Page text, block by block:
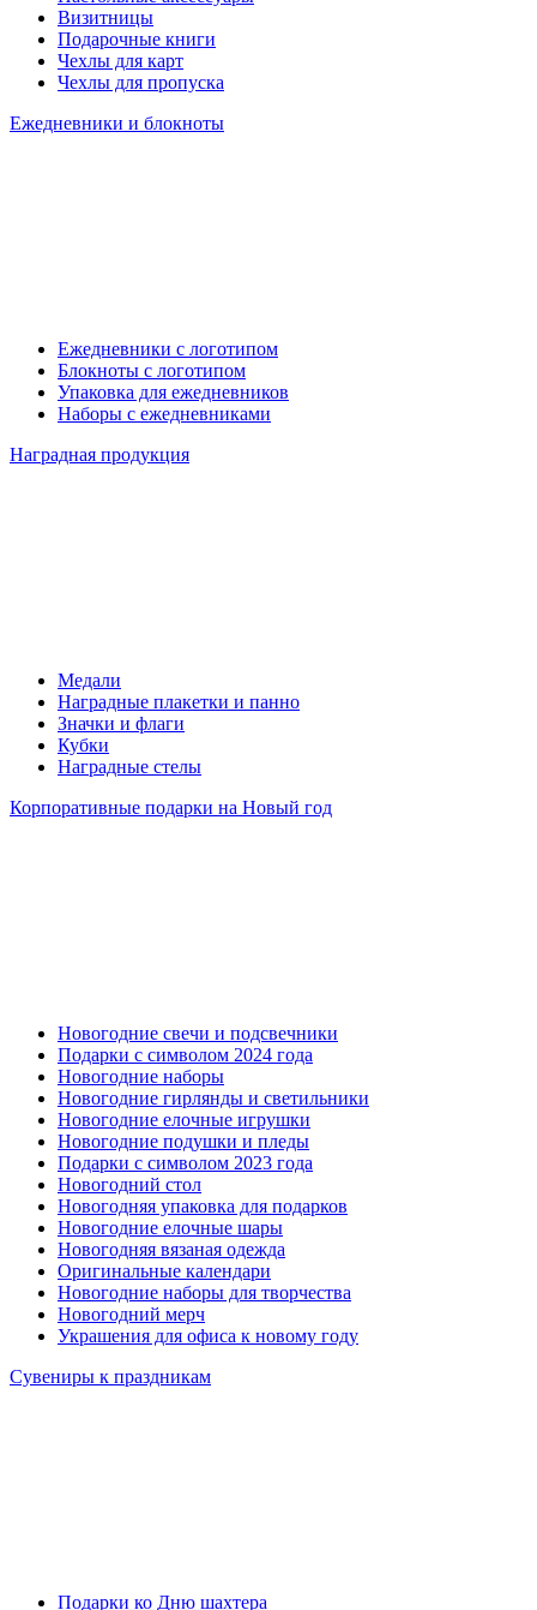
Визитницы
Подарочные книги
Чехлы для карт
Чехлы для пропуска
Ежедневники и блокноты
Ежедневники с логотипом
Блокноты с логотипом
Упаковка для ежедневников
Наборы с ежедневниками
Наградная продукция
Медали
Наградные плакетки и панно
Значки и флаги
Кубки
Наградные стелы
Корпоративные подарки на Новый год
Новогодние свечи и подсвечники
Подарки с символом 2024 года
Новогодние наборы
Новогодние гирлянды и светильники
Новогодние елочные игрушки
Новогодние подушки и пледы
Подарки с символом 2023 года
Новогодний стол
Новогодняя упаковка для подарков
Новогодние елочные шары
Новогодняя вязаная одежда
Оригинальные календари
Новогодние наборы для творчества
Новогодний мерч
Украшения для офиса к новому году
Сувениры к праздникам
Подарки ко Дню шахтера